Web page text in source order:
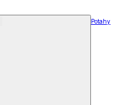
Potahy